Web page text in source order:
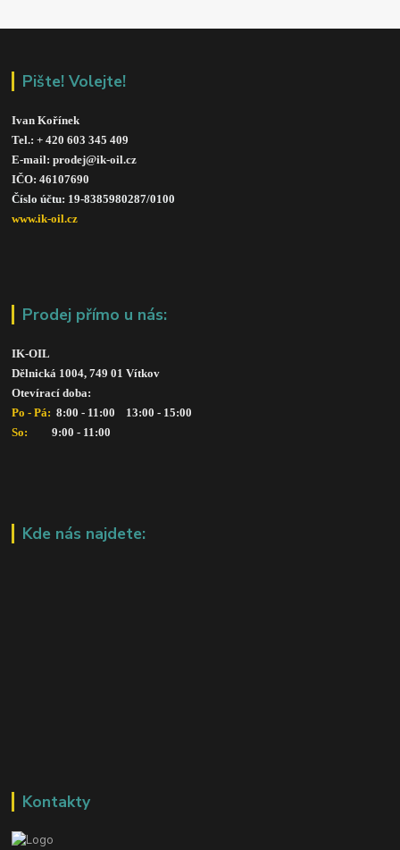
Pište! Volejte!
Ivan Kořínek
Tel.: + 420 603 345 409
E-mail: prodej@ik-oil.cz
IČO: 46107690
Číslo účtu: 19-8385980287/0100
www.ik-oil.cz
Prodej přímo u nás:
IK-OIL
Dělnická 1004, 749 01 Vítkov
Otevírací doba:
Po - Pá: 8:00 - 11:00    13:00 - 15:00
So:
      9:00 - 11:00
Kde nás najdete:
Kontakty